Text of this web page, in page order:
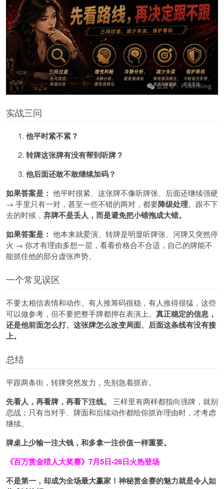
实战三问
他平时紧不紧？
转牌这张牌有没有帮到听牌？
他后面还敢不敢继续加码？
如果答案是： 他平时很紧、这张牌不像听牌张、后面还继续强硬
→ 手里只有一对，甚至一些不错的两对，都要降级处理。跟不下
去的时候， 弃牌不是丢人，而是避免把小错拖成大错。
如果答案是： 他本来就爱演、转牌是明显听牌张、河牌又突然停
火 → 你才有理由多想一层，看看价格合不合适，自己的牌能不
能抓住他的部分虚张声势。
一个常见误区
不要太相信表情和动作。有人推筹码很稳，有人推得很猛，这些
可以做参考，但不要把整手牌都押在表演上。 真正稳定的信息，
还是他前面怎么打、这张牌怎么改变局面、后面这条线有没有接
上。
总结
平跟两条街，转牌突然发力，先别急着抓诈。
先看人，再看牌，再看下注线。
三样里有两样都指向强牌，就别
恋战；只有当对手、牌面和后续动作都给你抓诈理由时，才考虑
继续。
牌桌上少输一注大钱，和多拿一注价值一样重要。
《百万赏金猎人大奖赛》 7月5日-28日火热登场
不是第一，却成为全场最大赢家！神秘赏金赛的魅力就是令人如